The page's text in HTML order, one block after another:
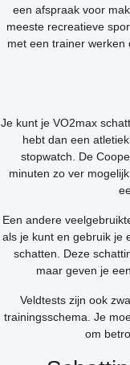
een afspraak voor
meeste recreatieve
met een trainer
Je kunt je VO2max
hebt dan een
stopwatch. De
minuten zo ver
Een andere
als je kunt en gebruik je
schatten. Deze
maar geven je
Veldtests zijn ook
trainingsschema. Je
om